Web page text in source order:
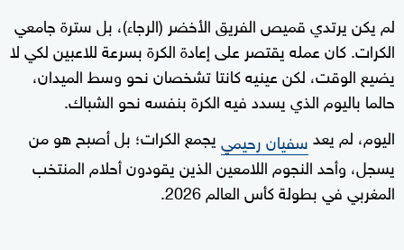
لم يكن يرتدي قميص الفريق الأخضر (الرجاء)، بل سترة جامعي
الكرات. كان عمله يقتصر على إعادة الكرة بسرعة للاعبين لكي لا
يضيع الوقت، لكن عينيه كانتا تشخصان نحو وسط الميدان،
حالما باليوم الذي يسدد فيه الكرة بنفسه نحو الشباك.
اليوم، لم يعدسفيان رحيمييجمع الكرات؛ بل أصبح هو من
يسجل، وأحد النجوم اللامعين الذين يقودون أحلام المنتخب
المغربي في بطولة كأس العالم 2026.